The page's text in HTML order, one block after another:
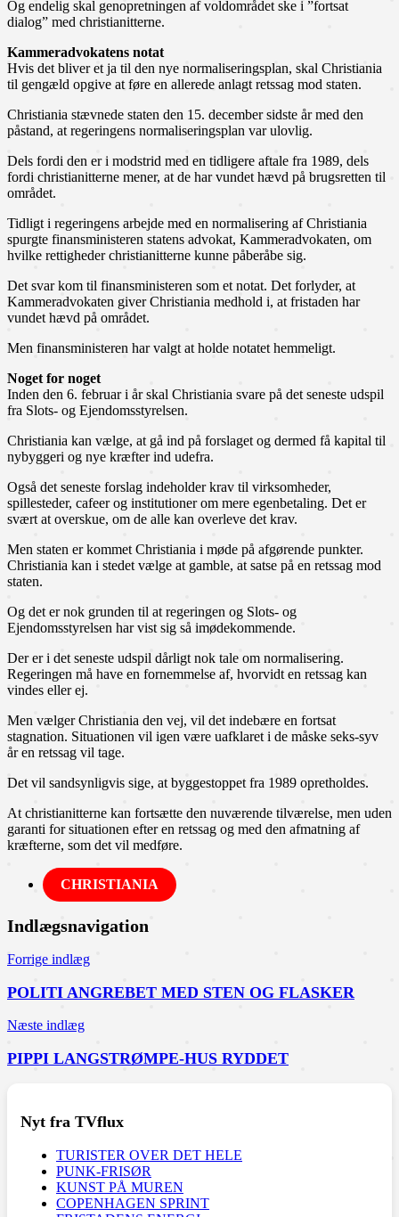
Og endelig skal genopretningen af voldområdet ske i ”fortsat
dialog” med christianitterne.
Kammeradvokatens notat
Hvis det bliver et ja til den nye normaliseringsplan, skal Christiania
til gengæld opgive at føre en allerede anlagt retssag mod staten.
Christiania stævnede staten den 15. december sidste år med den
påstand, at regeringens normaliseringsplan var ulovlig.
Dels fordi den er i modstrid med en tidligere aftale fra 1989, dels
fordi christianitterne mener, at de har vundet hævd på brugsretten til
området.
Tidligt i regeringens arbejde med en normalisering af Christiania
spurgte finansministeren statens advokat, Kammeradvokaten, om
hvilke rettigheder christianitterne kunne påberåbe sig.
Det svar kom til finansministeren som et notat. Det forlyder, at
Kammeradvokaten giver Christiania medhold i, at fristaden har
vundet hævd på området.
Men finansministeren har valgt at holde notatet hemmeligt.
Noget for noget
Inden den 6. februar i år skal Christiania svare på det seneste udspil
fra Slots- og Ejendomsstyrelsen.
Christiania kan vælge, at gå ind på forslaget og dermed få kapital til
nybyggeri og nye kræfter ind udefra.
Også det seneste forslag indeholder krav til virksomheder,
spillesteder, cafeer og institutioner om mere egenbetaling. Det er
svært at overskue, om de alle kan overleve det krav.
Men staten er kommet Christiania i møde på afgørende punkter.
Christiania kan i stedet vælge at gamble, at satse på en retssag mod
staten.
Og det er nok grunden til at regeringen og Slots- og
Ejendomsstyrelsen har vist sig så imødekommende.
Der er i det seneste udspil dårligt nok tale om normalisering.
Regeringen må have en fornemmelse af, hvorvidt en retssag kan
vindes eller ej.
Men vælger Christiania den vej, vil det indebære en fortsat
stagnation. Situationen vil igen være uafklaret i de måske seks-syv
år en retssag vil tage.
Det vil sandsynligvis sige, at byggestoppet fra 1989 opretholdes.
At christianitterne kan fortsætte den nuværende tilværelse, men uden
garanti for situationen efter en retssag og med den afmatning af
kræfterne, som det vil medføre.
CHRISTIANIA
Indlægsnavigation
Forrige indlæg
POLITI ANGREBET MED STEN OG FLASKER
Næste indlæg
PIPPI LANGSTRØMPE-HUS RYDDET
Nyt fra TVflux
TURISTER OVER DET HELE
PUNK-FRISØR
KUNST PÅ MUREN
COPENHAGEN SPRINT